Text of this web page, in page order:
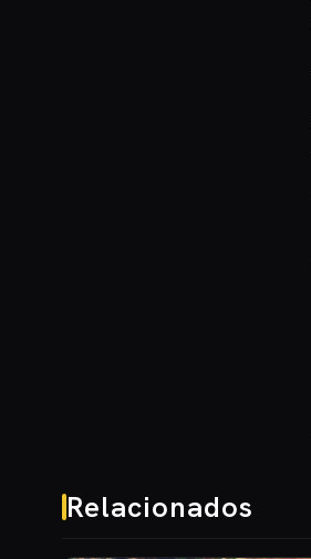
Relacionados